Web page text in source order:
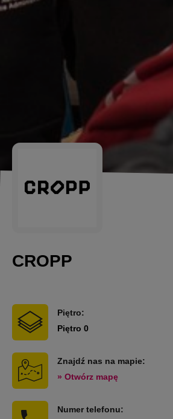
CROPP
Piętro:
Piętro 0
Znajdź nas na mapie:
» Otwórz mapę
Numer telefonu: